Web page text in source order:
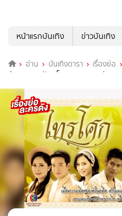
หน้าแรกบันเทิง
ข่าวบันเทิง
อ่าน บันเทิงดารา เรื่องย่อ
ช่อง 3HD (รีรัน) โศกนาฏกรรมแห่งควา